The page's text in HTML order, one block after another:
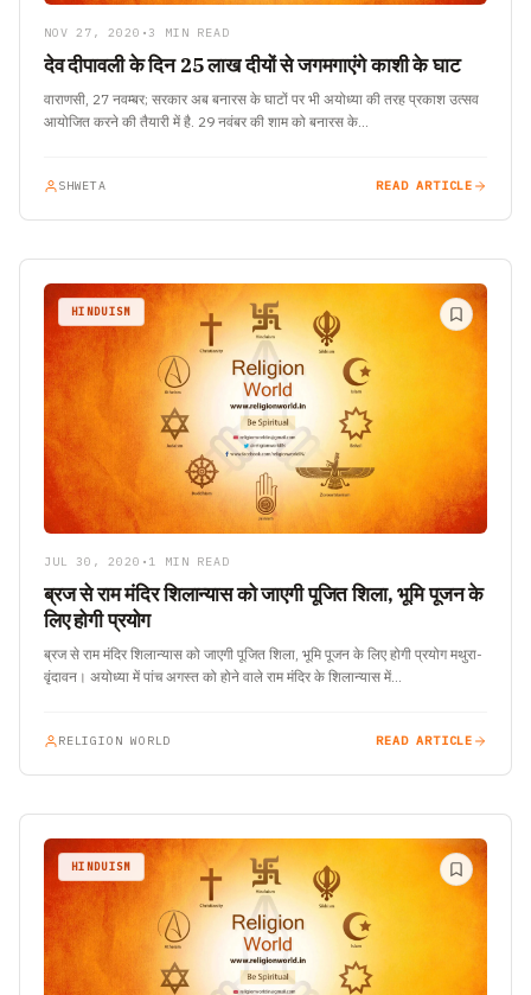
NOV 27, 2020 • 3 MIN READ
देव दीपावली के दिन 25 लाख दीयों से जगमगाएंगे काशी के घाट
वाराणसी, 27 नवम्बर; सरकार अब बनारस के घाटों पर भी अयोध्या की तरह प्रकाश उत्सव
आयोजित करने की तैयारी में है. 29 नवंबर की शाम को बनारस के…
SHWETA READ ARTICLE
HINDUISM
JUL 30, 2020 • 1 MIN READ
ब्रज से राम मंदिर शिलान्यास को जाएगी पूजित शिला, भूमि पूजन के
लिए होगी प्रयोग
ब्रज से राम मंदिर शिलान्यास को जाएगी पूजित शिला, भूमि पूजन के लिए होगी प्रयोग मथुरा-
वृंदावन। अयोध्या में पांच अगस्त को होने वाले राम मंदिर के शिलान्यास में…
RELIGION WORLD READ ARTICLE
HINDUISM